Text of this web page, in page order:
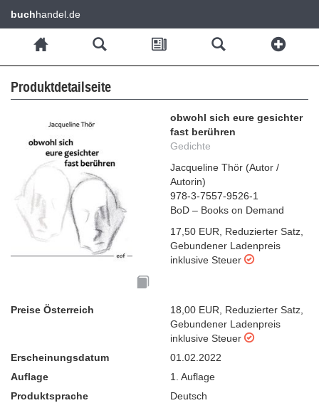
buchhandel.de
Produktdetailseite
obwohl sich eure gesichter
fast berühren
Gedichte
Jacqueline Thör (Autor /
Autorin)
978-3-7557-9526-1
BoD – Books on Demand
17,50 EUR
Reduzierter Satz
Gebundener Ladenpreis
inklusive Steuer
Preise Österreich 18,00 EUR Reduzierter Satz
Gebundener Ladenpreis
inklusive Steuer
Erscheinungsdatum
01.02.2022
Auflage
1. Auflage
Produktsprache
Deutsch